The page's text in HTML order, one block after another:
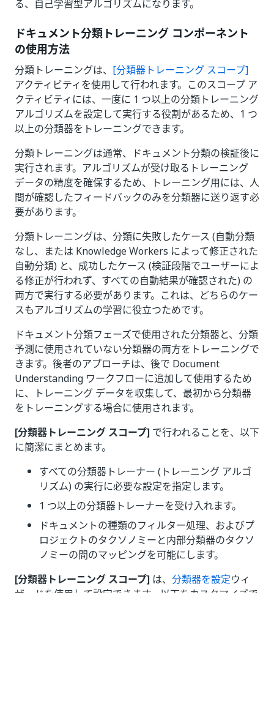
る、自己学習型アルゴリズムになります。
ドキュメント分類トレーニング コンポーネント
の使用方法
分類トレーニングは、 [分類器トレーニング スコープ]
アクティビティを使用して行われます。このスコープ ア
クティビティには、一度に 1 つ以上の分類トレーニング
アルゴリズムを設定して実行する役割があるため、1 つ
以上の分類器をトレーニングできます。
分類トレーニングは通常、ドキュメント分類の検証後に
実行されます。アルゴリズムが受け取るトレーニング
データの精度を確保するため、トレーニング用には、人
間が確認したフィードバックのみを分類器に送り返す必
要があります。
分類トレーニングは、分類に失敗したケース (自動分類
なし、または Knowledge Workers によって修正された
自動分類) と、成功したケース (検証段階でユーザーによ
る修正が行われず、すべての自動結果が確認された) の
両方で実行する必要があります。これは、どちらのケー
スもアルゴリズムの学習に役立つためです。
ドキュメント分類フェーズで使用された分類器と、分類
予測に使用されていない分類器の両方をトレーニングで
きます。後者のアプローチは、後で Document
Understanding ワークフローに追加して使用するため
に、トレーニング データを収集して、最初から分類器
をトレーニングする場合に使用されます。
[分類器トレーニング スコープ] で行われることを、以下
に簡潔にまとめます。
すべての分類器トレーナー (トレーニング アルゴ
リズム) の実行に必要な設定を指定します。
1 つ以上の分類器トレーナーを受け入れます。
ドキュメントの種類のフィルター処理、およびプ
ロジェクトのタクソノミーと内部分類器のタクソ
ノミーの間のマッピングを可能にします。
[分類器トレーニング スコープ] は、 分類器を設定ウィ
ザードを使用して設定できます。以下をカスタマイズで